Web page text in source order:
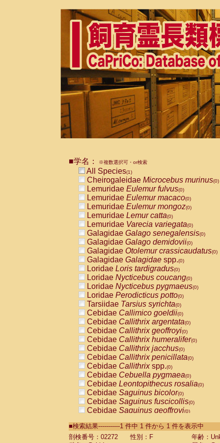
■学名： ※複数選択可・or検索
All Species(1)
Cheirogaleidae Microcebus murinus(0)
Lemuridae Eulemur fulvus(0)
Lemuridae Eulemur macaco(0)
Lemuridae Eulemur mongoz(0)
Lemuridae Lemur catta(0)
Lemuridae Varecia variegata(0)
Galagidae Galago senegalensis(0)
Galagidae Galago demidovii(0)
Galagidae Otolemur crassicaudatus(0)
Galagidae Galagidae spp.(0)
Loridae Loris tardigradus(0)
Loridae Nycticebus coucang(0)
Loridae Nycticebus pygmaeus(0)
Loridae Perodicticus potto(0)
Tarsiidae Tarsius syrichta(0)
Cebidae Callimico goeldii(0)
Cebidae Callithrix argentata(0)
Cebidae Callithrix geoffroyi(0)
Cebidae Callithrix humeralifer(0)
Cebidae Callithrix jacchus(0)
Cebidae Callithrix penicillata(0)
Cebidae Callithrixspp.(0)
Cebidae Cebuella pygmaea(0)
Cebidae Leontopithecus rosalia(0)
Cebidae Saguinus bicolor(0)
Cebidae Saguinus fuscicollis(0)
Cebidae Saguinus geoffroyi(0)
CebidaeSaguinus labiatus(0)
Cebidae Saguinus leucopus (0)
■検索結果-----------1 件中 1 件から 1 件を表示中
剖検番号：02272
性別：F
年齢：